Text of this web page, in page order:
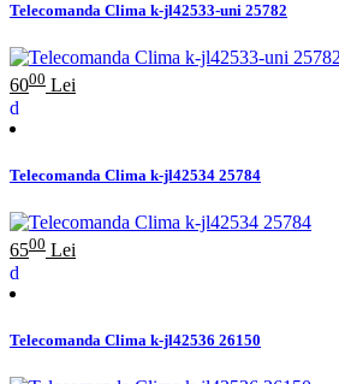
Telecomanda Clima k-jl42533-uni 25782
6000 Lei
Telecomanda Clima k-jl42534 25784
6500 Lei
Telecomanda Clima k-jl42536 26150